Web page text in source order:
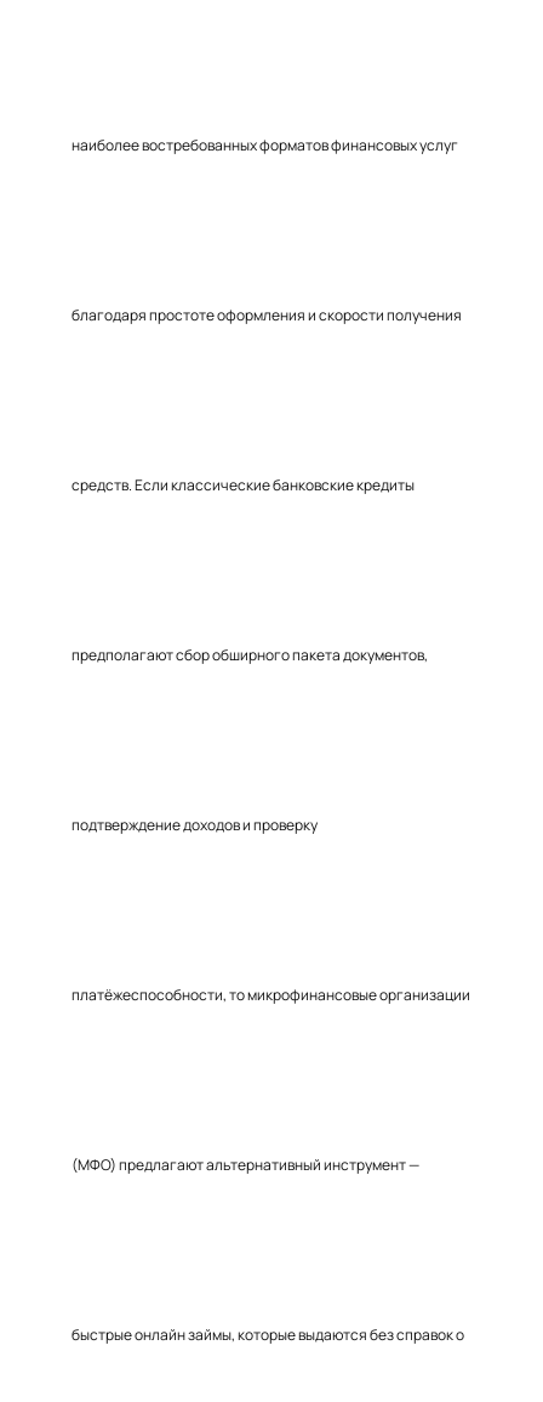
наиболее востребованных форматов финансовых услуг
благодаря простоте оформления и скорости получения
средств. Если классические банковские кредиты
предполагают сбор обширного пакета документов,
подтверждение доходов и проверку
платёжеспособности, то микрофинансовые организации
(МФО) предлагают альтернативный инструмент —
быстрые онлайн займы, которые выдаются без справок о